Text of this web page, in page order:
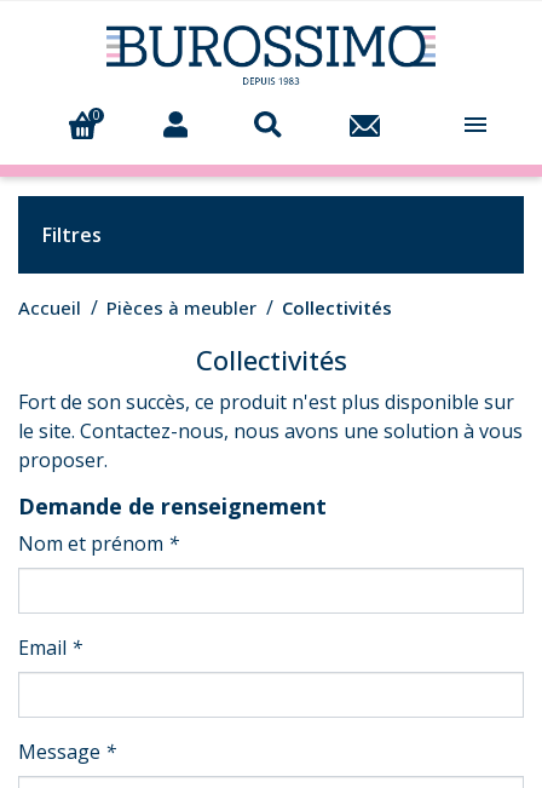
0 
Filtres
Accueil Pièces à meubler Collectivités
Collectivités
Fort de son succès, ce produit n'est plus disponible sur
le site. Contactez-nous, nous avons une solution à vous
proposer.
Demande de renseignement
Nom et prénom *
Email *
Message *